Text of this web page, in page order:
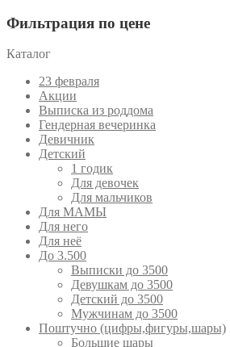
Фильтрация по цене
Каталог
23 февраля
Акции
Выписка из роддома
Гендерная вечеринка
Девичник
Детский
1 годик
Для девочек
Для мальчиков
Для МАМЫ
Для него
Для неё
До 3.500
Выписки до 3500
Девушкам до 3500
Детский до 3500
Мужчинам до 3500
Поштучно (цифры,фигуры,шары)
Большие шары